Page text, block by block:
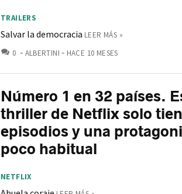
TRAILERS
Salvar la democracia LEER MÁS »
0 COMENTARIOS
ALBERTINI HACE 10 MESES
Número 1 en 32 países.
thriller de Netflix solo
episodios y una
poco habitual
NETFLIX